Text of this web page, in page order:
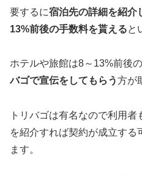
要するに宿泊先の詳細を紹介
13%前後の手数料を貰えると
ホテルや旅館は8～13%前後
バゴで宣伝をしてもらう方が
トリバゴは有名なので利用
を紹介すれば契約が成立す
ます。